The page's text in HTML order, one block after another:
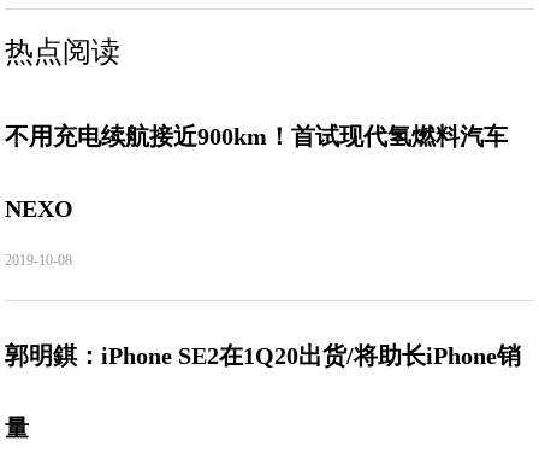
热点阅读
不用充电续航接近900km！首试现代氢燃料汽车
NEXO
2019-10-08
郭明錤：iPhone SE2在1Q20出货/将助长iPhone销
量